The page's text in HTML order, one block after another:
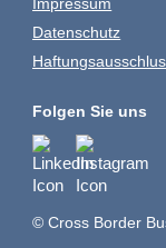
Datenschutz
Folgen Sie uns
© Cross Border